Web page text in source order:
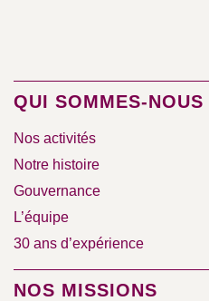
QUI SOMMES-NOUS
Nos activités
Notre histoire
Gouvernance
L’équipe
30 ans d’expérience
NOS MISSIONS